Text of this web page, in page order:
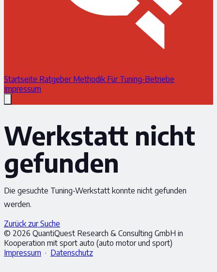
Startseite Ratgeber Methodik Für Tuning-Betriebe
Impressum
Werkstatt nicht
gefunden
Die gesuchte Tuning-Werkstatt konnte nicht gefunden
werden.
Zurück zur Suche
© 2026 QuantiQuest Research & Consulting GmbH in
Kooperation mit sport auto (auto motor und sport)
Impressum · Datenschutz